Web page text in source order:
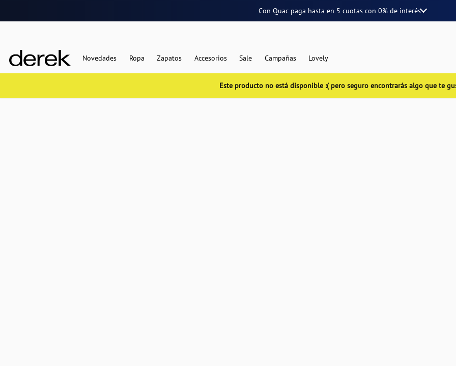
Con Quac paga hasta en 5 cuotascon 0% de interés
Novedades Ropa Zapatos Accesorios Sale Campañas Lovely
Este producto no está disponible :( pero seguro encontrarás algo que te